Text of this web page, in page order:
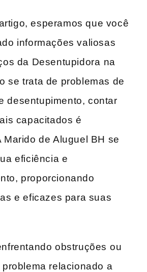
esperamos que você
informações valiosas
da Desentupidora ⁢na
se trata de problemas de
desentupimento, contar
capacitados é
Marido de Aluguel BH se
eficiência e
proporcionando
e eficazes para suas
obstruções⁣ ou
relacionado ⁣a